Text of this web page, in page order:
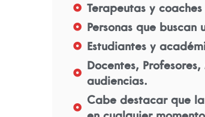
Terapeutas y
Personas que
Estudiantes y
Docentes,
audiencias.
Cabe destacar que